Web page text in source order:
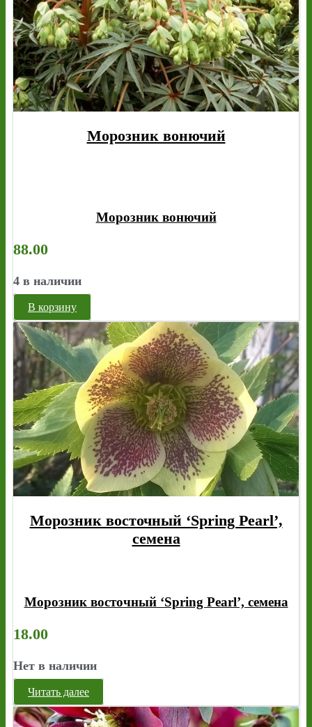
Морозник вонючий
Морозник вонючий
88.00
4 в наличии
В корзину
Морозник восточный ‘Spring Pearl’,
семена
Морозник восточный ‘Spring Pearl’, семена
18.00
Нет в наличии
Читать далее